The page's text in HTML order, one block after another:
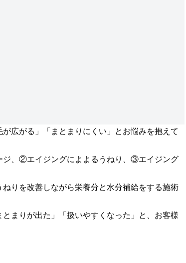
広がる」「まとまりにくい」とお悩みを抱えて
、②エイジングによよるうねり、③エイジング
りを改善しながら栄養分と水分補給をする施術
まりが出た」「扱いやすくなった」と、お客様